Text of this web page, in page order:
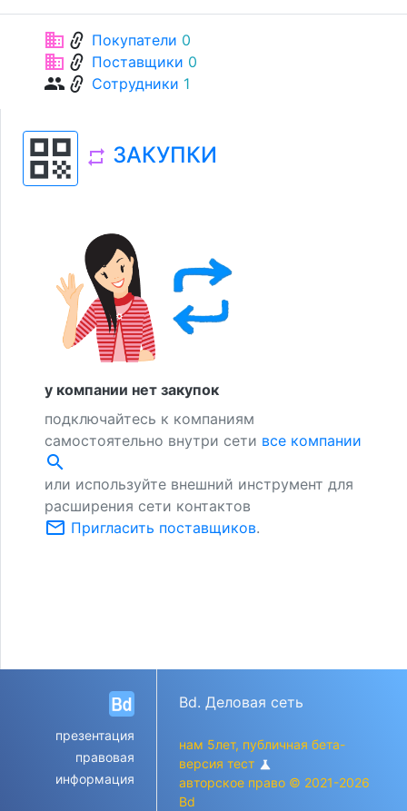
businesslink Покупатели 0
businesslink Поставщики 0
grouplink Сотрудники 1
qr_code repeat ЗАКУПКИ
у компании нет закупок
подключайтесь к компаниям
самостоятельно внутри сети все компании
search
или используйте внешний инструмент для
расширения сети контактов
mail_outline Пригласить поставщиков.
презентация
правовая
информация
Bd. Деловая сеть
нам 5лет, публичная бета-
версия тест science
авторское право © 2021-2026
Bd